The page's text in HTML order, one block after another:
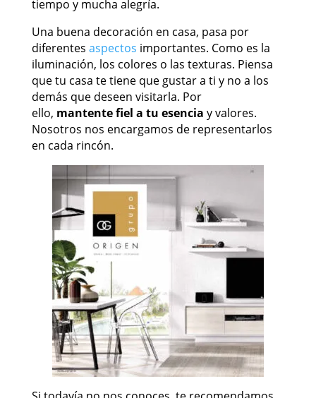
tiempo y mucha alegría.
Una buena decoración en casa, pasa por
diferentes aspectos importantes. Como es la
iluminación, los colores o las texturas. Piensa
que tu casa te tiene que gustar a ti y no a los
demás que deseen visitarla. Por
ello, mantente fiel a tu esencia y valores.
Nosotros nos encargamos de representarlos
en cada rincón.